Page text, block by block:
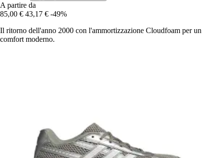
A partire da
85,00 € 43,17 € -49%
Il ritorno dell'anno 2000 con l'ammortizzazione Cloudfoam per un
comfort moderno.